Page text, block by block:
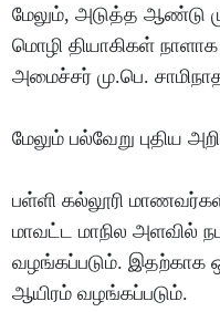
மேலும், அடுத்த ஆண்டு
மொழி தியாகிகள் நாளாக
அமைச்சர் மு.பெ.
மேலும் பல்வேறு புதிய
பள்ளி கல்லூரி
மாவட்ட மாநில அளவில்
வழங்கப்படும். இதற்காக
ஆயிரம் வழங்கப்படும்.